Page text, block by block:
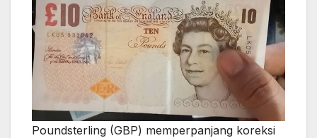
Poundsterling (GBP) memperpanjang koreksi